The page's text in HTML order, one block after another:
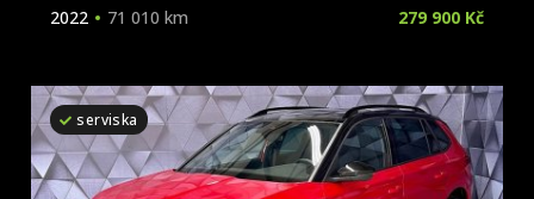
2022 71 010 km 279 900 Kč
serviska